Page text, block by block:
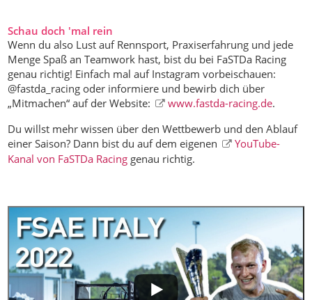
Schau doch 'mal rein
Wenn du also Lust auf Rennsport, Praxiserfahrung und jede
Menge Spaß an Teamwork hast, bist du bei FaSTDa Racing
genau richtig! Einfach mal auf Instagram vorbeischauen:
@fastda_racing oder informiere und bewirb dich über
„Mitmachen“ auf der Website:
www.fastda-racing.de.
Du willst mehr wissen über den Wettbewerb und den Ablauf
einer Saison? Dann bist du auf dem eigenen
YouTube-
Kanal von FaSTDa Racing genau richtig.